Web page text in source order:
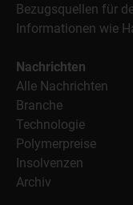
Bezugsquellen für
Informationen wie
Nachrichten
Alle Nachrichten
Branche
Technologie
Polymerpreise
Insolvenzen
Archiv